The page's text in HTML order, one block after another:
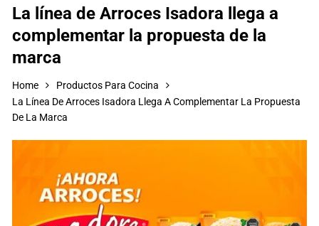
La línea de Arroces Isadora llega a
complementar la propuesta de la
marca
Home
Productos Para Cocina
La Línea De Arroces Isadora Llega A Complementar La Propuesta
De La Marca